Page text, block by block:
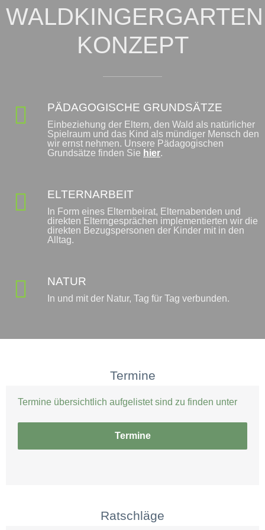
WALDKINGERGARTEN
KONZEPT
 PÄDAGOGISCHE GRUNDSÄTZE
Einbeziehung der Eltern, den Wald als natürlicher
Spielraum und das Kind als mündiger Mensch den
wir ernst nehmen. Unsere Pädagogischen
Grundsätze finden Sie hier.
 ELTERNARBEIT
In Form eines Elternbeirat, Elternabenden und
direkten Elterngesprächen implementierten wir die
direkten Bezugspersonen der Kinder mit in den
Alltag.
 NATUR
In und mit der Natur, Tag für Tag verbunden.
Termine
Termine übersichtlich aufgelistet sind zu finden unter
Termine
Ratschläge